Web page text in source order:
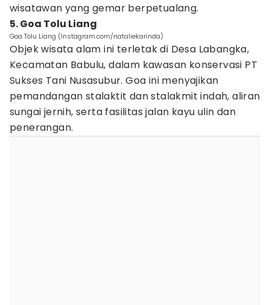
wisatawan yang gemar berpetualang.
5. Goa Tolu Liang
Goa Tolu Liang (Instagram.com/nataliekarinda)
Objek wisata alam ini terletak di Desa Labangka,
Kecamatan Babulu, dalam kawasan konservasi PT
Sukses Tani Nusasubur. Goa ini menyajikan
pemandangan stalaktit dan stalakmit indah, aliran
sungai jernih, serta fasilitas jalan kayu ulin dan
penerangan.